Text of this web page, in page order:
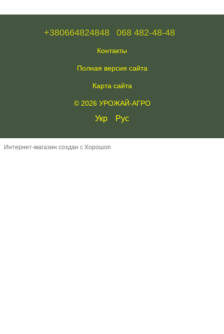
+380664824848 068 482-48-48
Контакты
Полная версия сайта
Карта сайта
© 2026 УРОЖАЙ-АГРО
Укр Рус
Интернет-магазин создан с Хорошоп